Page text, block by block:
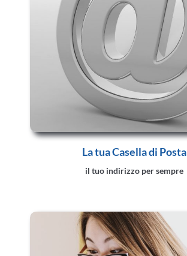
La tua Casella di Posta
il tuo indirizzo per sempre